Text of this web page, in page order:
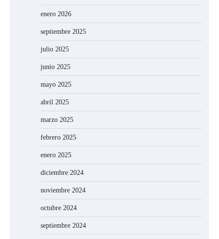
enero 2026
septiembre 2025
julio 2025
junio 2025
mayo 2025
abril 2025
marzo 2025
febrero 2025
enero 2025
diciembre 2024
noviembre 2024
octubre 2024
septiembre 2024